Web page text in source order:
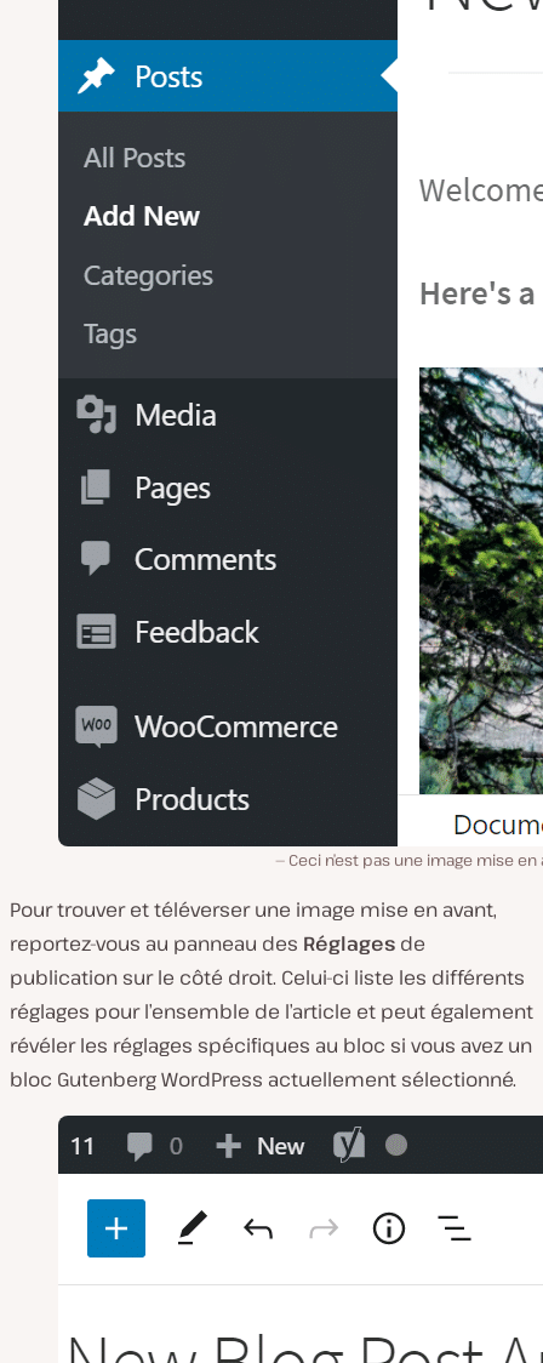
Ceci n’est pas une image mise en
Pour trouver et téléverser une image mise en avant,
reportez-vous au panneau des Réglages de
publication sur le côté droit. Celui-ci liste les différents
réglages pour l’ensemble de l’article et peut également
révéler les réglages spécifiques au bloc si vous avez un
bloc Gutenberg WordPress actuellement sélectionné.